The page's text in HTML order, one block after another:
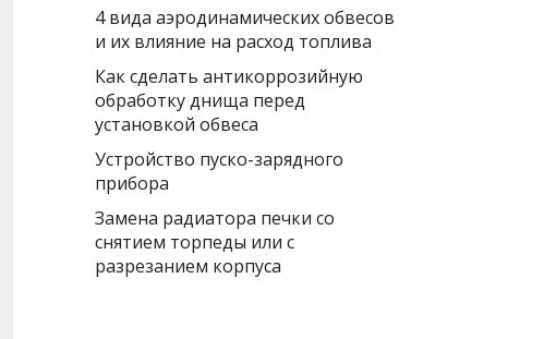
4 вида аэродинамических обвесов
и их влияние на расход топлива
Как сделать антикоррозийную
обработку днища перед
установкой обвеса
Устройство пуско-зарядного
прибора
Замена радиатора печки со
снятием торпеды или с
разрезанием корпуса